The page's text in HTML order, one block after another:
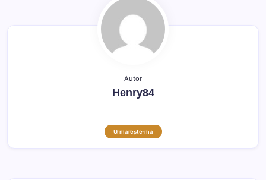
Autor
Henry84
Urmărește-mă